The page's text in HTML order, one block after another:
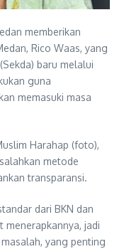
memberikan
Rico Waas, yang
baru melalui
guna
memasuki masa
Harahap (foto),
metode
transparansi.
dari BKN dan
menerapkannya, jadi
yang penting